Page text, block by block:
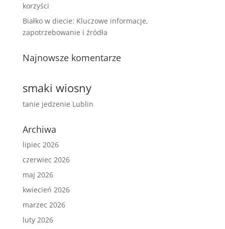
korzyści
Białko w diecie: Kluczowe informacje,
zapotrzebowanie i źródła
Najnowsze komentarze
smaki wiosny
tanie jedzenie Lublin
Archiwa
lipiec 2026
czerwiec 2026
maj 2026
kwiecień 2026
marzec 2026
luty 2026